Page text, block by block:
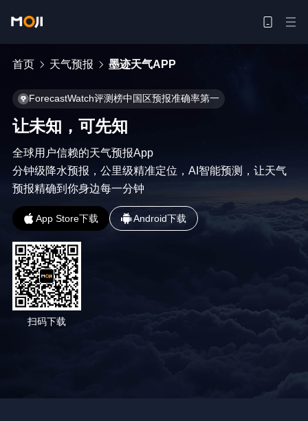
首页 天气预报 墨迹天气APP
ForecastWatch评测榜中国区预报准确率第一
让未知，可先知
全球用户信赖的天气预报App
分钟级降水预报，公里级精准定位，AI智能预测，让天气
预报精确到你身边每一分钟
App Store下载 Android下载
扫码下载